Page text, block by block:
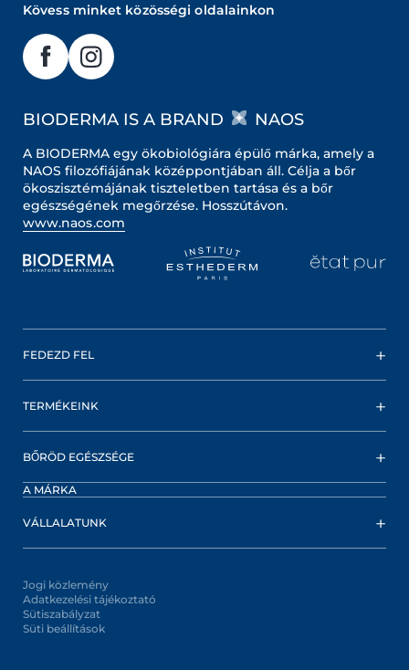
Kövess minket közösségi oldalainkon
BIODERMA IS A BRAND NAOS
A BIODERMA egy ökobiológiára épülő márka, amely a
NAOS filozófiájának középpontjában áll. Célja a bőr
ökoszisztémájának tiszteletben tartása és a bőr
egészségének megőrzése. Hosszútávon.
www.naos.com
FEDEZD FEL
TERMÉKEINK
BŐRÖD EGÉSZSÉGE
A MÁRKA
VÁLLALATUNK
Jogi közlemény
Adatkezelési tájékoztató
Sütiszabályzat
Süti beállítások